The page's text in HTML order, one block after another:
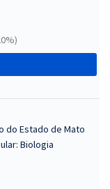
do Estado de Mato
Biologia